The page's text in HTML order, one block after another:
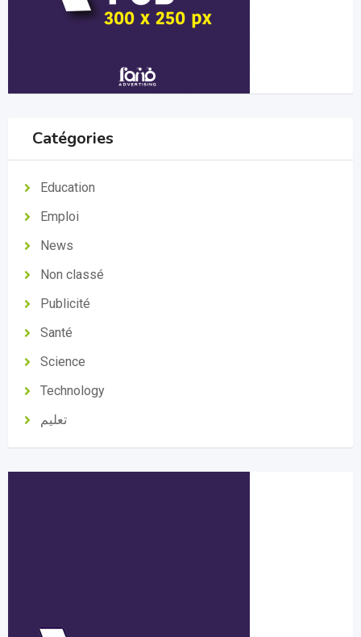
Catégories
Education
Emploi
News
Non classé
Publicité
Santé
Science
Technology
تعليم